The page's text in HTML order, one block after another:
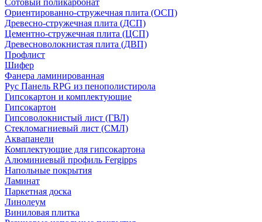
Сотовый поликарбонат
Ориентированно-стружечная плита (ОСП)
Древесно-стружечная плита (ДСП)
Цементно-стружечная плита (ЦСП)
Древесноволокнистая плита (ДВП)
Профлист
Шифер
Фанера ламинированная
Рус Панель RPG из пенополистирола
Гипсокартон и комплектующие
Гипсокартон
Гипсоволокнистый лист (ГВЛ)
Стекломагниевый лист (СМЛ)
Аквапанели
Комплектующие для гипсокартона
Алюминиевый профиль Fergipps
Напольные покрытия
Ламинат
Паркетная доска
Линолеум
Виниловая плитка